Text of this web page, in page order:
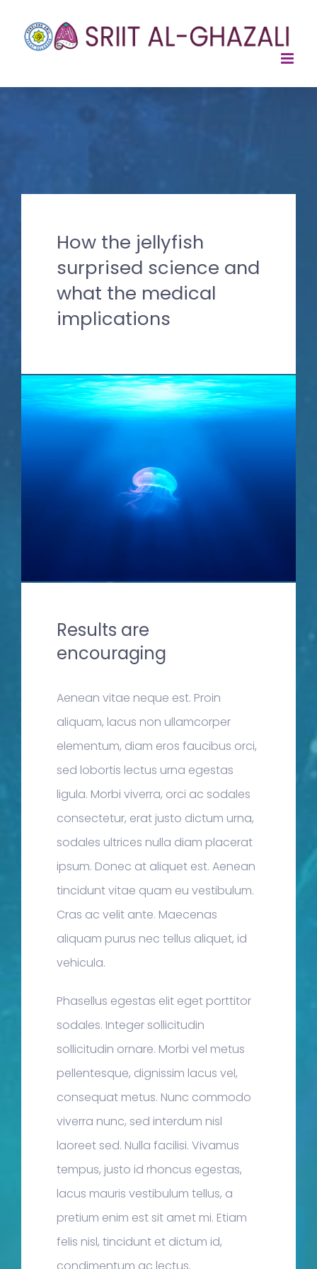
How the jellyfish
surprised science and
what the medical
implications
Results are
encouraging
Aenean vitae neque est. Proin
aliquam, lacus non ullamcorper
elementum, diam eros faucibus orci,
sed lobortis lectus urna egestas
ligula. Morbi viverra, orci ac sodales
consectetur, erat justo dictum urna,
sodales ultrices nulla diam placerat
ipsum. Donec at aliquet est. Aenean
tincidunt vitae quam eu vestibulum.
Cras ac velit ante. Maecenas
aliquam purus nec tellus aliquet, id
vehicula.
Phasellus egestas elit eget porttitor
sodales. Integer sollicitudin
sollicitudin ornare. Morbi vel metus
pellentesque, dignissim lacus vel,
consequat metus. Nunc commodo
viverra nunc, sed interdum nisl
laoreet sed. Nulla facilisi. Vivamus
tempus, justo id rhoncus egestas,
lacus mauris vestibulum tellus, a
pretium enim est sit amet mi. Etiam
felis nisl, tincidunt et dictum id,
condimentum ac lectus.